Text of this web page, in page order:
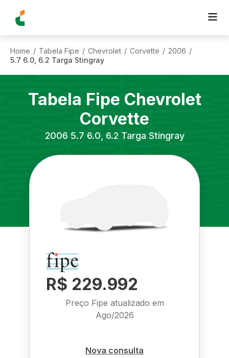
Home / Tabela Fipe / Chevrolet / Corvette / 2006 /
5.7 6.0, 6.2 Targa Stingray
Tabela Fipe Chevrolet
Corvette
2006 5.7 6.0, 6.2 Targa Stingray
R$ 229.992
Preço Fipe atualizado em
Ago/2026
Nova consulta